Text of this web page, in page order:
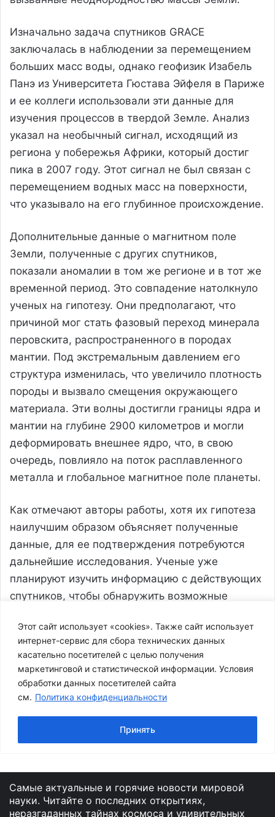
Самые актуальные и горячие новости мировой
науки. Читайте о последних открытиях,
неразгаданных тайнах космоса и удивительных